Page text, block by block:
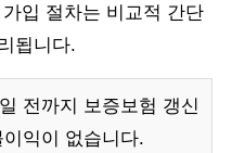
입 절차는 비교적 간단
됩니다.
전까지 보증보험 갱신
익이 없습니다.